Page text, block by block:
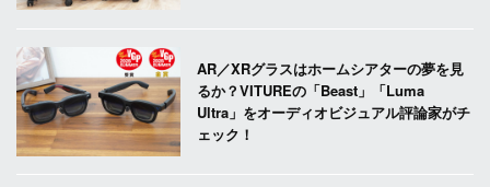
AR／XRグラスはホームシアターの夢を見
るか？VITUREの「Beast」「Luma
Ultra」をオーディオビジュアル評論家がチ
ェック！